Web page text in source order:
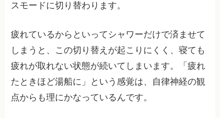
スモードに切り替わります。
疲れているからといってシャワーだけで済ませて
しまうと、この切り替えが起こりにくく、寝ても
疲れが取れない状態が続いてしまいます。「疲れ
たときほど湯船に」という感覚は、自律神経の観
点からも理にかなっているんです。